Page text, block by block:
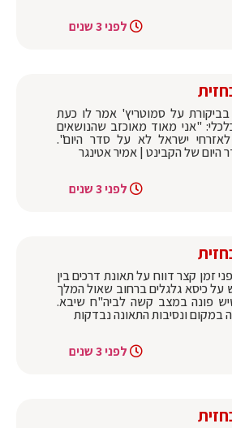
לפני 3 שנים
על סמוטריץ' אמר לו כעת
"אני מאוד מאוכזב שהנושאים
ישראל לא על סדר היום".
היום של הקבינט | אמיר אטינגר
לפני 3 שנים
זמן קצר דווח על תאונת דרכים בין
על כיסא גלגלים ברחוב שאול המלך
פונה במצב קשה לביה"ח שיבא.
במקום ונסיבות התאונה נבדקות
לפני 3 שנים